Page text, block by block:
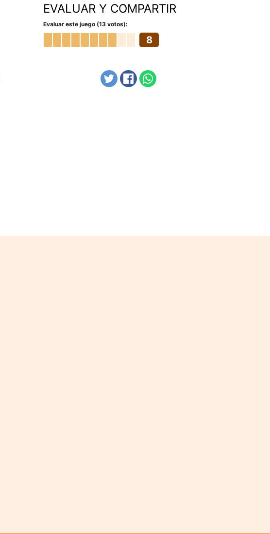
EVALUAR Y COMPARTIR
Evaluar este juego (13 votos):
8